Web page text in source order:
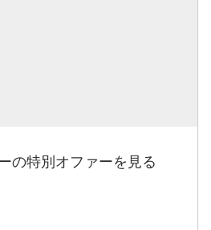
の特別オファーを見る